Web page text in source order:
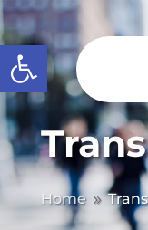
Abrir barra de
Home 9